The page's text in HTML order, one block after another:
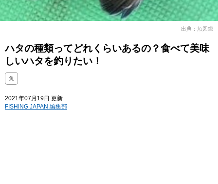
出典：魚図鑑
ハタの種類ってどれくらいあるの？食べて美味
しいハタを釣りたい！
魚
2021年07月19日 更新
FISHING JAPAN 編集部